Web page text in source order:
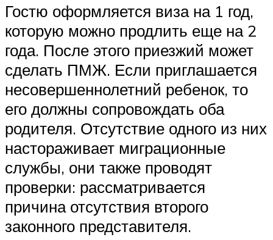
Гостю оформляется виза на 1 год,
которую можно продлить еще на 2
года. После этого приезжий может
сделать ПМЖ. Если приглашается
несовершеннолетний ребенок, то
его должны сопровождать оба
родителя. Отсутствие одного из них
настораживает миграционные
службы, они также проводят
проверки: рассматривается
причина отсутствия второго
законного представителя.